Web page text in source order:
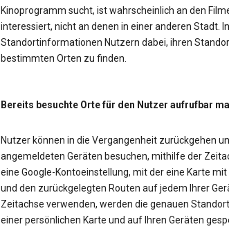
Kinoprogramm sucht, ist wahrscheinlich an den
interessiert, nicht an denen in einer anderen Stadt.
Standortinformationen Nutzern dabei, ihren
bestimmten Orten zu finden.
Bereits besuchte Orte für den Nutzer aufrufbar
Nutzer können in die Vergangenheit zurückgehen
angemeldeten Geräten besuchen, mithilfe der
eine Google-Kontoeinstellung, mit der eine Karte
und den zurückgelegten Routen auf jedem Ihrer
Zeitachse verwenden, werden die genauen
einer persönlichen Karte und auf Ihren Geräten